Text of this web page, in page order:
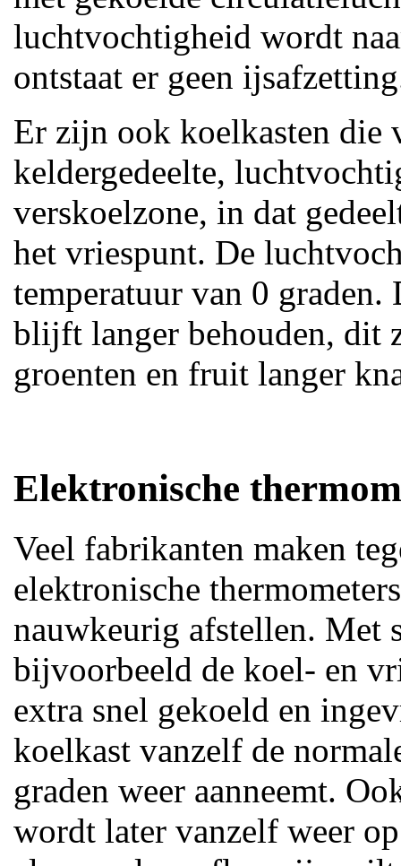
luchtvochtigheid wordt
ontstaat er geen
Er zijn ook koelkasten die
keldergedeelte,
verskoelzone, in dat
het vriespunt. De
temperatuur van 0 graden.
blijft langer behouden, dit
groenten en fruit langer
Elektronische
Veel fabrikanten maken
elektronische
nauwkeurig afstellen. Met
bijvoorbeeld de koel- en
extra snel gekoeld en
koelkast vanzelf de
graden weer aanneemt.
wordt later vanzelf weer